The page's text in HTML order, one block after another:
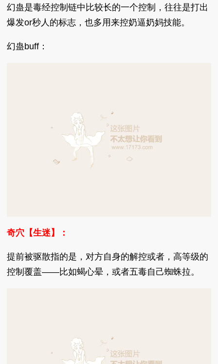
幻蛊是毒经控制链中比较长的一个控制，往往是打出
爆发or秒人的标志，也多用来控奶逼奶妈技能。
幻蛊buff：
奇穴【生迷】：
提前被驱散指的是，对方自身的解控或者，高等级的
控制覆盖——比如蝎心晕，或者五毒自己蜘蛛拉。